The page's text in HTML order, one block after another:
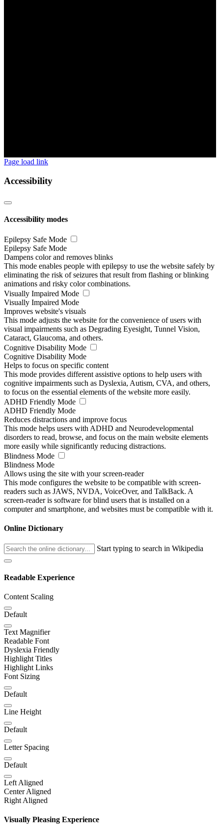
Page load link
Accessibility
Accessibility modes
Epilepsy Safe Mode
Epilepsy Safe Mode
Dampens color and removes blinks
This mode enables people with epilepsy to use the website safely by
eliminating the risk of seizures that result from flashing or blinking
animations and risky color combinations.
Visually Impaired Mode
Visually Impaired Mode
Improves website's visuals
This mode adjusts the website for the convenience of users with
visual impairments such as Degrading Eyesight, Tunnel Vision,
Cataract, Glaucoma, and others.
Cognitive Disability Mode
Cognitive Disability Mode
Helps to focus on specific content
This mode provides different assistive options to help users with
cognitive impairments such as Dyslexia, Autism, CVA, and others,
to focus on the essential elements of the website more easily.
ADHD Friendly Mode
ADHD Friendly Mode
Reduces distractions and improve focus
This mode helps users with ADHD and Neurodevelopmental
disorders to read, browse, and focus on the main website elements
more easily while significantly reducing distractions.
Blindness Mode
Blindness Mode
Allows using the site with your screen-reader
This mode configures the website to be compatible with screen-
readers such as JAWS, NVDA, VoiceOver, and TalkBack. A
screen-reader is software for blind users that is installed on a
computer and smartphone, and websites must be compatible with it.
Online Dictionary
Start typing to search in Wikipedia
Readable Experience
Content Scaling
Default
Text Magnifier
Readable Font
Dyslexia Friendly
Highlight Titles
Highlight Links
Font Sizing
Default
Line Height
Default
Letter Spacing
Default
Left Aligned
Center Aligned
Right Aligned
Visually Pleasing Experience